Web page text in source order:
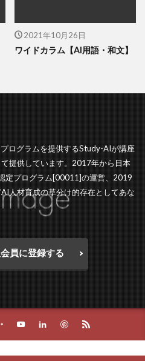
2021年10月26日
ワイドカラム【AI用語・和文】
ログラムを提供するStudy-AIが講座
提供しています。2017年から日本
定プログラム[00011]の運営、2019
人材育成の草分け的存在としてあな
員に登録する